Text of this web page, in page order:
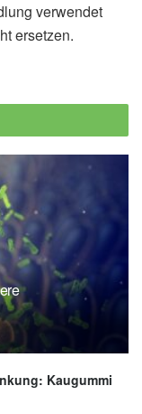
verwendet
ersetzen.
Kaugummi